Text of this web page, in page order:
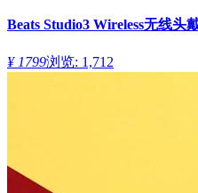
Beats Studio3 Wireless无线头
¥ 1799浏览: 1,712